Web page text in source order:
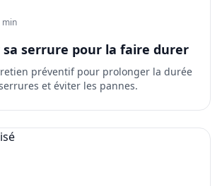
min
serrure pour la faire durer
préventif pour prolonger la durée
et éviter les pannes.